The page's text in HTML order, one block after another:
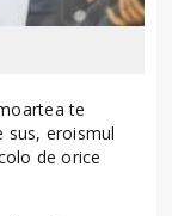
te
sus, eroismul
de orice